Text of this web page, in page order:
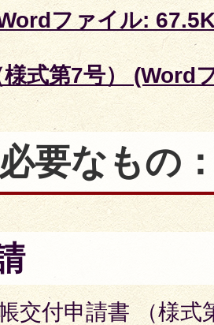
ファイル:
様式第7号） (Word
要なもの
交付申請書 （様式